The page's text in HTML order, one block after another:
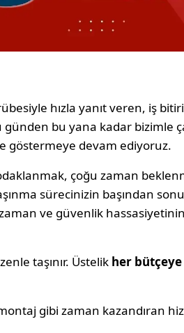
hızla yanıt veren, iş
bu yana kadar bizimle
göstermeye devam ediyoruz.
çoğu zaman
sürecinizin başından
ve güvenlik hassasiyetinin
taşınır. Üstelik her
gibi zaman kazandıran